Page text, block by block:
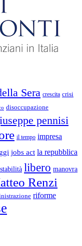
Sera crescita crisi
disoccupazione
pennisi
il tempo impresa
jobs act la repubblica
libero manovra
Renzi
riforme